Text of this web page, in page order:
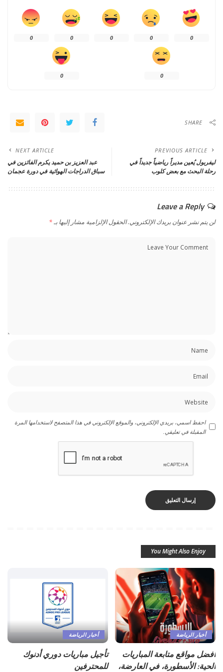
0
0
0
0
0
0
0
SHARE
PREVIOUS ARTICLE
ليفربول يُعين مديراً رياضياً جديداً في
رحلة البحث مع بعض كلوب
NEXT ARTICLE
عبد العزيز بن حميد يكرم الفائزين في
سباق الدراجات الهوائية في دورة عجمان
Leave a Reply
لن يتم نشر عنوان بريدك الإلكتروني.الحقول الإلزامية مشار إليها بـ*
احفظ اسمي، بريدي الإلكتروني، والموقع الإلكتروني في هذا المتصفح لاستخدامها المرة
المقبلة في تعليقي.
You Might Also Enjoy
أخبار الرياضة
أفضل مواقع متابعة المباريات
الحية: الأسطورة، في العارضة،
أخبار الرياضة
تأجيل مباريات دوري أدنوك
للمحترفين